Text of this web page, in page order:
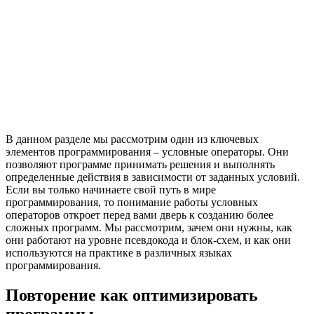
В данном разделе мы рассмотрим один из ключевых
элементов программирования – условные операторы. Они
позволяют программе принимать решения и выполнять
определенные действия в зависимости от заданных условий.
Если вы только начинаете свой путь в мире
программирования, то понимание работы условных
операторов откроет перед вами дверь к созданию более
сложных программ. Мы рассмотрим, зачем они нужны, как
они работают на уровне псевдокода и блок-схем, и как они
используются на практике в различных языках
программирования.
Повторение как оптимизировать